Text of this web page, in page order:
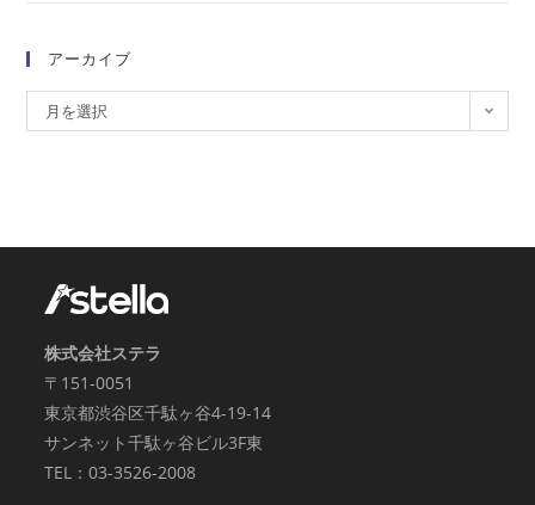
アーカイブ
月を選択
株式会社ステラ
〒151-0051
東京都渋谷区千駄ヶ谷4-19-14
サンネット千駄ヶ谷ビル3F東
TEL：03-3526-2008